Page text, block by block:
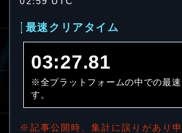
最速クリアタイム
03:27.81
※全プラットフォームの中での最
す。
※記事公開時、集計に誤りがあり